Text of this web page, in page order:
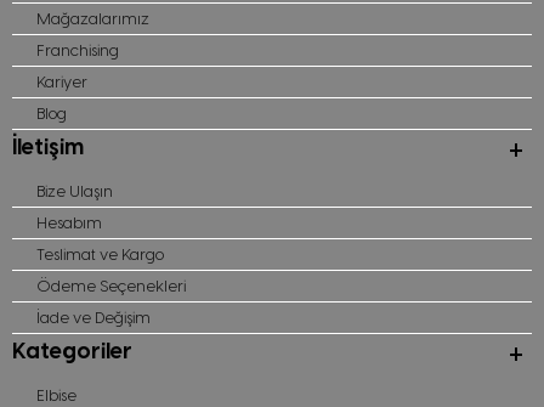
Mağazalarımız
Franchising
Kariyer
Blog
İletişim
Bize Ulaşın
Hesabım
Teslimat ve Kargo
Ödeme Seçenekleri
İade ve Değişim
Kategoriler
Elbise